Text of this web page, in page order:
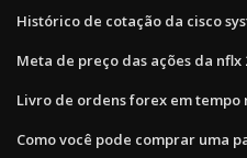
Histórico de cotação da cisco
Meta de preço das ações da nflx
Livro de ordens forex em tempo
Como você pode comprar uma